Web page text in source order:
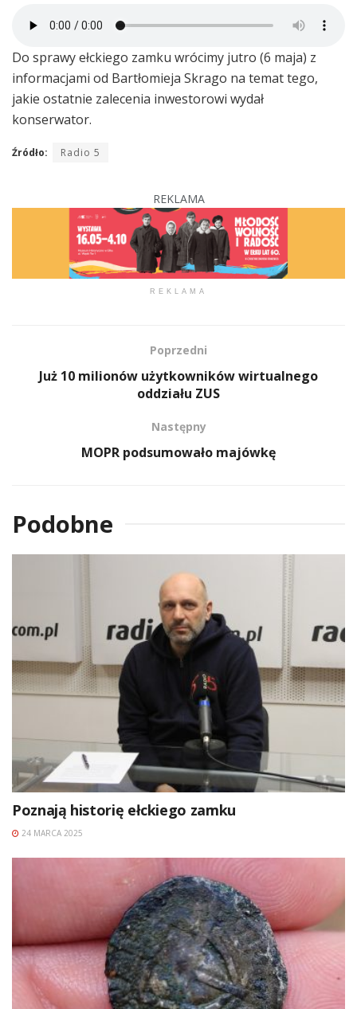
Do sprawy ełckiego zamku wrócimy jutro (6 maja) z
informacjami od Bartłomieja Skrago na temat tego,
jakie ostatnie zalecenia inwestorowi wydał
konserwator.
Źródło: Radio 5
REKLAMA
REKLAMA
Poprzedni
Już 10 milionów użytkowników wirtualnego
oddziału ZUS
Następny
MOPR podsumowało majówkę
Podobne
Poznają historię ełckiego zamku
24 MARCA 2025